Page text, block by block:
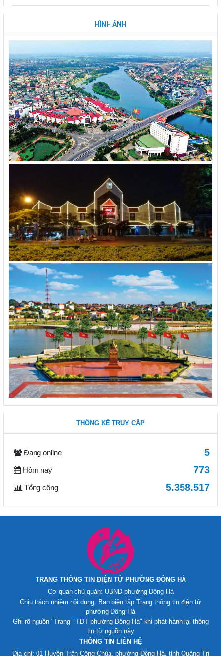
HÌNH ẢNH
THỐNG KÊ TRUY CẬP
Đang online 5
Hôm nay 773
Tổng cộng 5.358.517
TRANG THÔNG TIN ĐIỆN TỬ PHƯỜNG ĐÔNG HÀ
Cơ quan chủ quản: UBND phường Đông Hà
Chịu trách nhiệm nội dung: Ban biên tập Trang thông tin điện tử
phường Đông Hà
Ghi rõ nguồn "Trang TTĐT phường Đông Hà" khi phát hành lại thông
tin từ nguồn này
THÔNG TIN LIÊN HỆ
Địa chỉ: 01 Huyền Trân Công Chúa, phường Đông Hà, tỉnh Quảng Trị